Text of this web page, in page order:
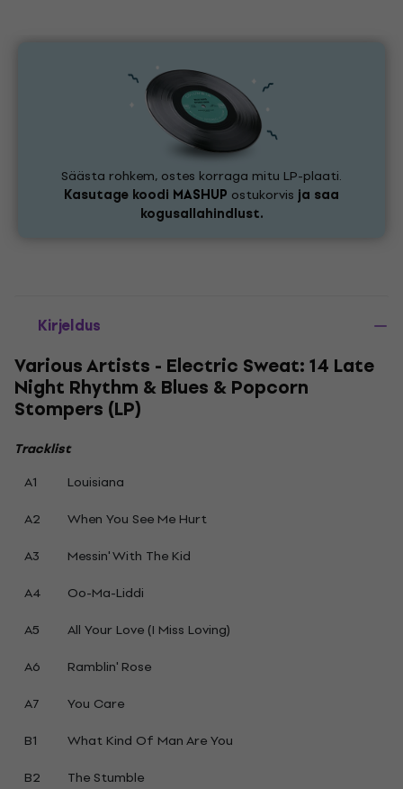
Säästa rohkem, ostes korraga mitu LP-plaati.
Kasutage koodi MASHUP ostukorvis ja saa
kogusallahindlust.
Kirjeldus
Various Artists - Electric Sweat: 14 Late
Night Rhythm & Blues & Popcorn
Stompers (LP)
Tracklist
A1
Louisiana
A2
When You See Me Hurt
A3
Messin' With The Kid
A4
Oo-Ma-Liddi
A5
All Your Love (I Miss Loving)
A6
Ramblin' Rose
A7
You Care
B1
What Kind Of Man Are You
B2
The Stumble